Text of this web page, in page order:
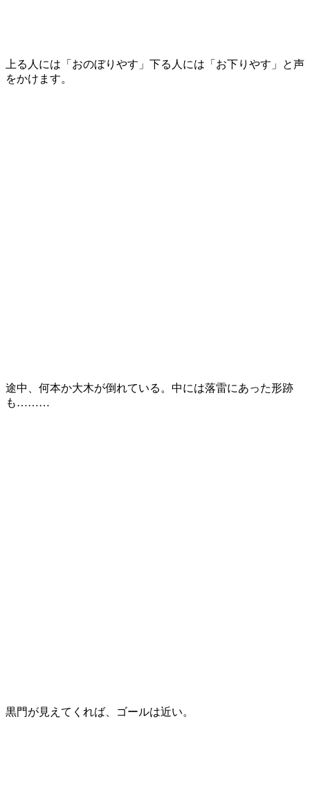
上る人には「おのぼりやす」下る人には「お下りやす」と声
をかけます。
途中、何本か大木が倒れている。中には落雷にあった形跡
も………
黒門が見えてくれば、ゴールは近い。